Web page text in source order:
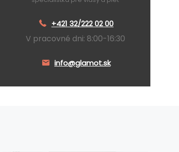
+421 32/222 02 00
V pracovné dni: 8:00-16:30
info@glamot.sk